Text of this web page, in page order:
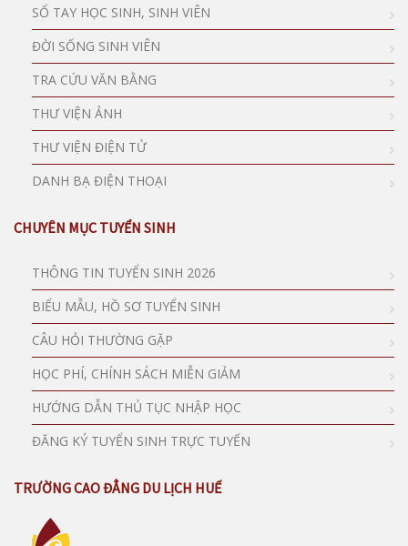
SỔ TAY HỌC SINH, SINH VIÊN
ĐỜI SỐNG SINH VIÊN
TRA CỨU VĂN BẰNG
THƯ VIỆN ẢNH
THƯ VIỆN ĐIỆN TỬ
DANH BẠ ĐIỆN THOẠI
CHUYÊN MỤC TUYỂN SINH
THÔNG TIN TUYỂN SINH 2026
BIỂU MẪU, HỒ SƠ TUYỂN SINH
CÂU HỎI THƯỜNG GẶP
HỌC PHÍ, CHÍNH SÁCH MIỄN GIẢM
HƯỚNG DẪN THỦ TỤC NHẬP HỌC
ĐĂNG KÝ TUYỂN SINH TRỰC TUYẾN
TRƯỜNG CAO ĐẲNG DU LỊCH HUẾ